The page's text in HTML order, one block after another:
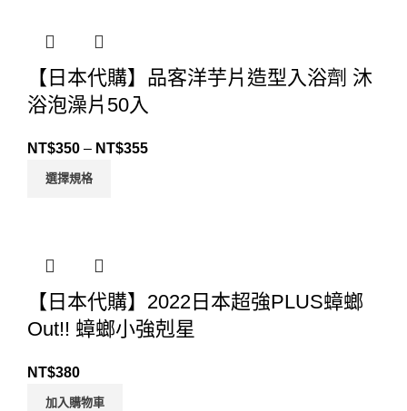
【日本代購】品客洋芋片造型入浴劑 沐
浴泡澡片50入
NT$350 – NT$355
選擇規格
【日本代購】2022日本超強PLUS蟑螂
Out!! 蟑螂小強剋星
NT$380
加入購物車